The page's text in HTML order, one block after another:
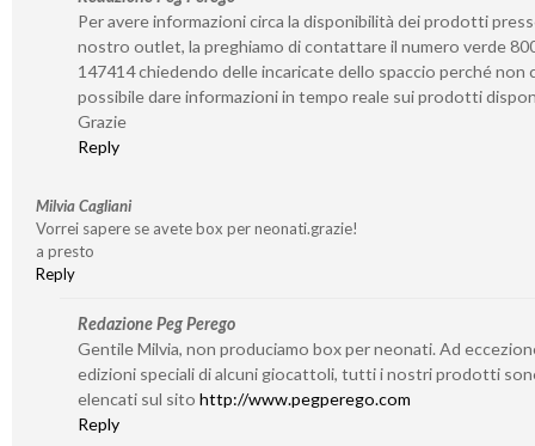
Per avere informazioni circa la disponibilità dei prodotti
nostro outlet, la preghiamo di contattare il numero verde
147414 chiedendo delle incaricate dello spaccio perché non
possibile dare informazioni in tempo reale sui prodotti
Grazie
Reply
Milvia Cagliani
Vorrei sapere se avete box per neonati.grazie!
a presto
Reply
Redazione Peg Perego
Gentile Milvia, non produciamo box per neonati. Ad
edizioni speciali di alcuni giocattoli, tutti i nostri prodotti
elencati sul sito http://www.pegperego.com
Reply